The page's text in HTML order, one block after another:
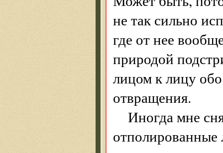
не так сильно
где от нее
природой
лицом к лицу
отвращения.
Иногда мне
отполированные